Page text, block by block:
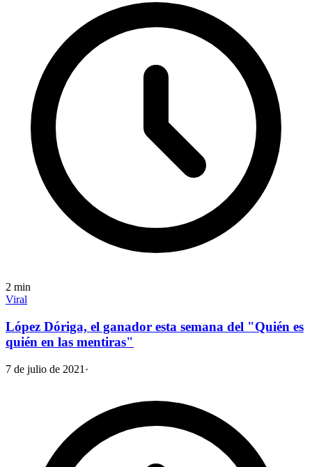
2 min
Viral
López Dóriga, el ganador esta semana del "Quién es
quién en las mentiras"
7 de julio de 2021 ·